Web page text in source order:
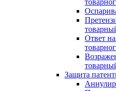
Ответ
Защита